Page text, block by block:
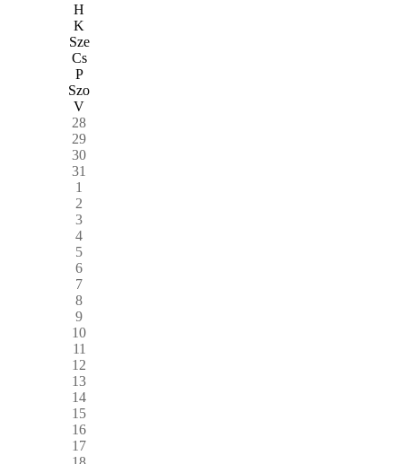
H
K
Sze
Cs
P
Szo
V
28
29
30
31
1
2
3
4
5
6
7
8
9
10
11
12
13
14
15
16
17